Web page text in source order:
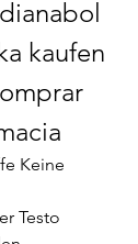
kaufen
Keine
Testo